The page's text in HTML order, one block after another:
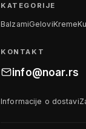
KATEGORIJE
BalzamiGeloviKreme
KONTAKT
info@noar.rs
Informacije o dostavi